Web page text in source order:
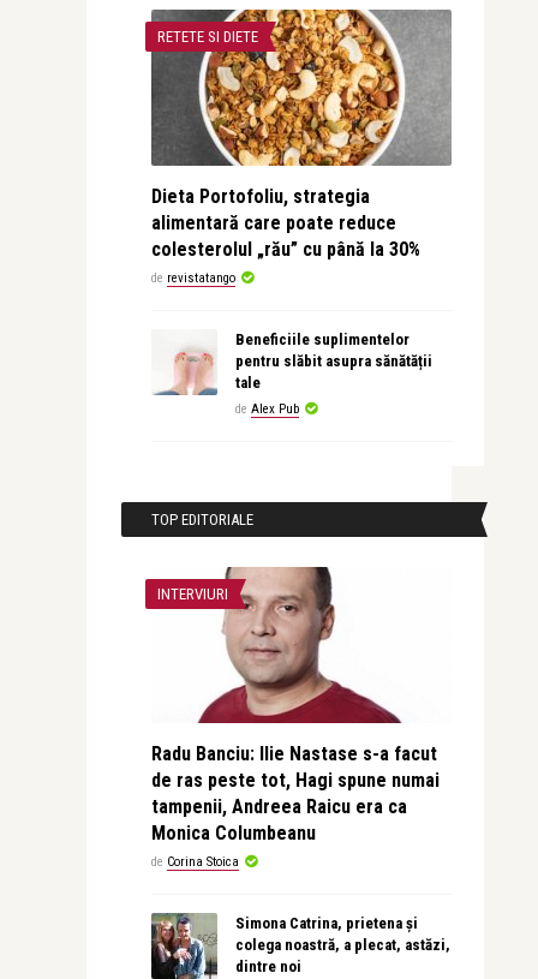
RETETE SI DIETE
Dieta Portofoliu, strategia
alimentară care poate reduce
colesterolul „rău” cu până la 30%
de revistatango
Beneficiile suplimentelor
pentru slăbit asupra sănătății
tale
de Alex Pub
TOP EDITORIALE
INTERVIURI
Radu Banciu: Ilie Nastase s-a facut
de ras peste tot, Hagi spune numai
tampenii, Andreea Raicu era ca
Monica Columbeanu
de Corina Stoica
Simona Catrina, prietena și
colega noastră, a plecat, astăzi,
dintre noi